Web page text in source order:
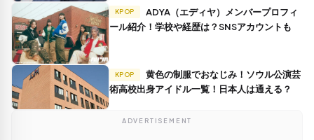
KPOP
ール紹介！学校や経歴は？SNSアカウントも
KPOP
術高校出身アイドル一覧！日本人は通える？
ADVERTISEMENT